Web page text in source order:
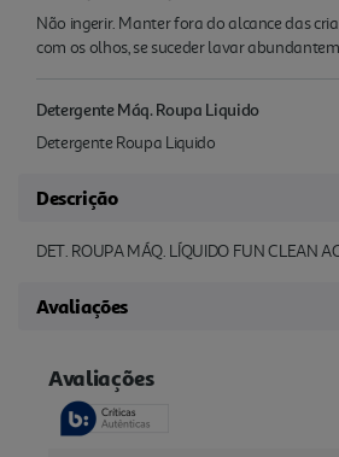
Não ingerir. Manter fora do alcance das
com os olhos, se suceder lavar
Detergente Máq. Roupa Liquido
Detergente Roupa Liquido
Descrição
DET. ROUPA MÁQ. LÍQUIDO FUN CLEAN
Avaliações